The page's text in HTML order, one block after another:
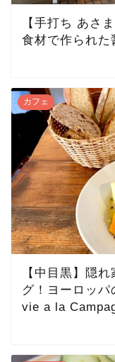
【手打ち あさ
食材で作られた
カフェ
【中目黒】隠
グ！ヨーロッ
vie a la